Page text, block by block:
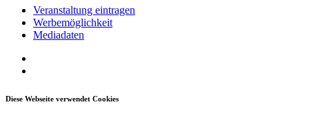
Veranstaltung eintragen
Werbemöglichkeit
Mediadaten
Diese Webseite verwendet Cookies